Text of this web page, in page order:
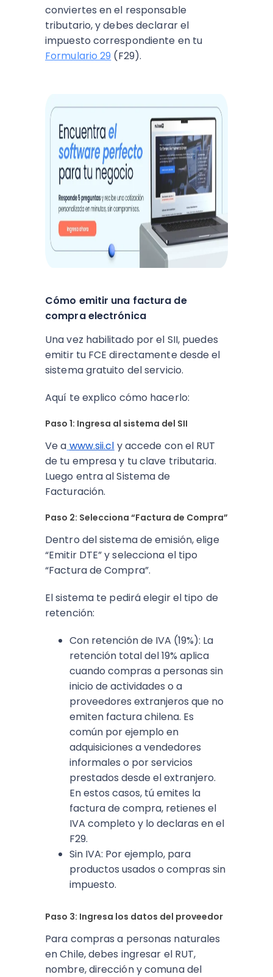
conviertes en el responsable
tributario, y debes declarar el
impuesto correspondiente en tu
Formulario 29 (F29).
Cómo emitir una factura de
compra electrónica
Una vez habilitado por el SII, puedes
emitir tu FCE directamente desde el
sistema gratuito del servicio.
Aquí te explico cómo hacerlo:
Paso 1: Ingresa al sistema del SII
Ve a www.sii.cl y accede con el RUT
de tu empresa y tu clave tributaria.
Luego entra al Sistema de
Facturación.
Paso 2: Selecciona “Factura de Compra”
Dentro del sistema de emisión, elige
“Emitir DTE” y selecciona el tipo
“Factura de Compra”.
El sistema te pedirá elegir el tipo de
retención:
Con retención de IVA (19%): La
retención total del 19% aplica
cuando compras a personas sin
inicio de actividades o a
proveedores extranjeros que no
emiten factura chilena. Es
común por ejemplo en
adquisiciones a vendedores
informales o por servicios
prestados desde el extranjero.
En estos casos, tú emites la
factura de compra, retienes el
IVA completo y lo declaras en el
F29.
Sin IVA: Por ejemplo, para
productos usados o compras sin
impuesto.
Paso 3: Ingresa los datos del proveedor
Para compras a personas naturales
en Chile, debes ingresar el RUT,
nombre, dirección y comuna del